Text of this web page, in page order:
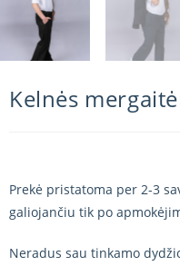
Kelnės
Prekė pristatoma per 2-3
galiojančiu tik po
Neradus sau tinkamo